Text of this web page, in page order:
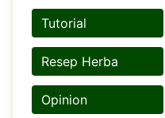
Tutorial
Resep Herba
Opinion